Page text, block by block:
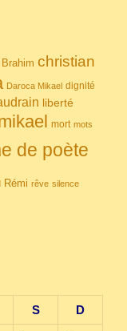
Brahim christian
Daroca Mikael dignité
liberté
mort mots
de poète
Rémi rêve silence
S D